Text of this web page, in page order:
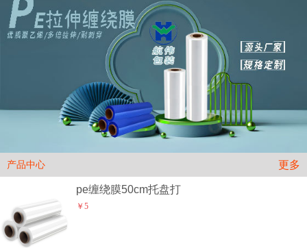
产品中心 更多
pe缠绕膜50cm托盘打
￥5